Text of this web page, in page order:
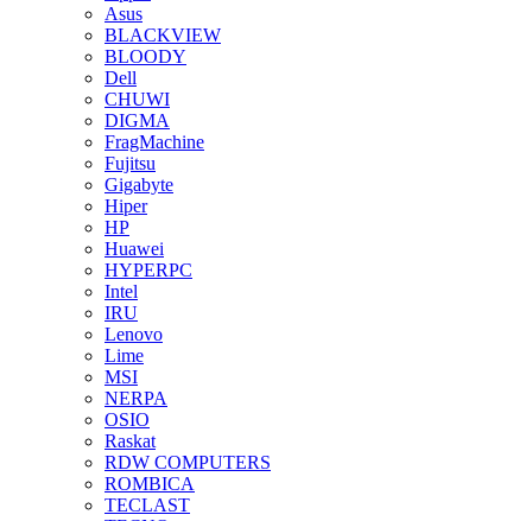
Asus
BLACKVIEW
BLOODY
Dell
CHUWI
DIGMA
FragMachine
Fujitsu
Gigabyte
Hiper
HP
Huawei
HYPERPC
Intel
IRU
Lenovo
Lime
MSI
NERPA
OSIO
Raskat
RDW COMPUTERS
ROMBICA
TECLAST